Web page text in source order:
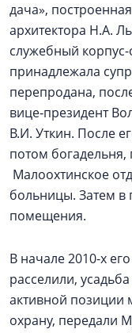
дача»,
архитектора Н.А.
служебный
принадлежала
перепродана,
вице‑президент
В.И. Уткин. После
потом
Малоохтинское
больницы. Затем в
помещения.
В начале 2010-х
расселили,
активной позиции
охрану, передали